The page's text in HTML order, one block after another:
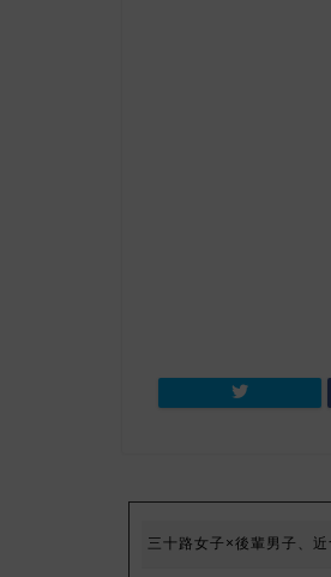
三十路女子×後輩男子、